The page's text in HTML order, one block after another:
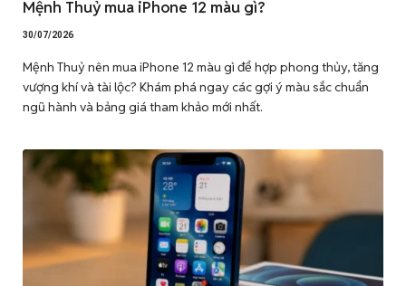
Mệnh Thuỷ mua iPhone 12 màu gì?
30/07/2026
Mệnh Thuỷ nên mua iPhone 12 màu gì để hợp phong thủy, tăng
vượng khí và tài lộc? Khám phá ngay các gợi ý màu sắc chuẩn
ngũ hành và bảng giá tham khảo mới nhất.